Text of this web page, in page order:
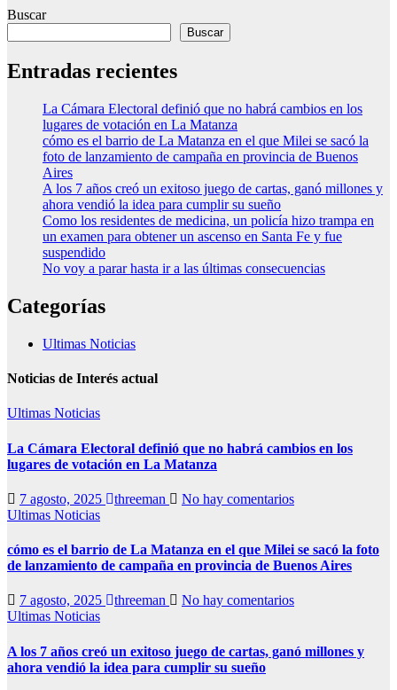
Buscar
Buscar
Entradas recientes
La Cámara Electoral definió que no habrá cambios en los
lugares de votación en La Matanza
cómo es el barrio de La Matanza en el que Milei se sacó la
foto de lanzamiento de campaña en provincia de Buenos
Aires
A los 7 años creó un exitoso juego de cartas, ganó millones y
ahora vendió la idea para cumplir su sueño
Como los residentes de medicina, un policía hizo trampa en
un examen para obtener un ascenso en Santa Fe y fue
suspendido
No voy a parar hasta ir a las últimas consecuencias
Categorías
Ultimas Noticias
Noticias de Interés actual
Ultimas Noticias
La Cámara Electoral definió que no habrá cambios en los
lugares de votación en La Matanza
7 agosto, 2025 threeman
No hay comentarios
Ultimas Noticias
cómo es el barrio de La Matanza en el que Milei se sacó la foto
de lanzamiento de campaña en provincia de Buenos Aires
7 agosto, 2025 threeman
No hay comentarios
Ultimas Noticias
A los 7 años creó un exitoso juego de cartas, ganó millones y
ahora vendió la idea para cumplir su sueño